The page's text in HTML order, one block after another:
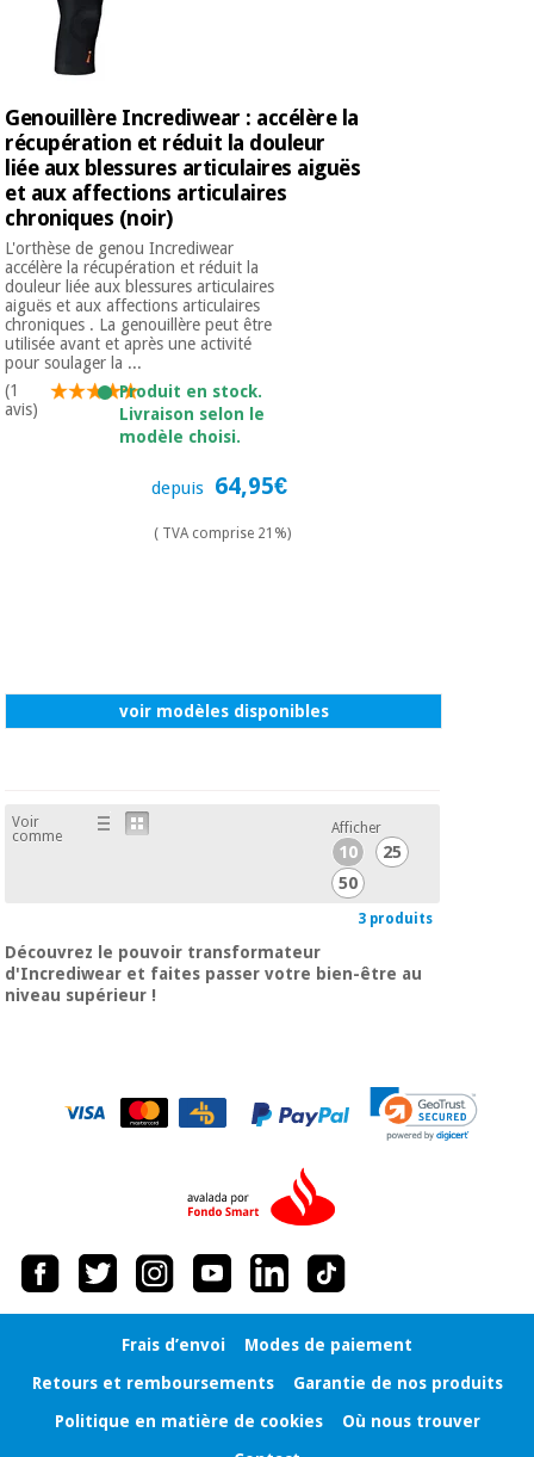
Genouillère Incrediwear : accélère la
récupération et réduit la douleur
liée aux blessures articulaires aiguës
et aux affections articulaires
chroniques (noir)
L'orthèse de genou Incrediwear
accélère la récupération et réduit la
douleur liée aux blessures articulaires
aiguës et aux affections articulaires
chroniques . La genouillère peut être
utilisée avant et après une activité
pour soulager la ...
(1
avis)
Produit en stock.
Livraison selon le
modèle choisi.
depuis 64,95€
( TVA comprise 21%)
voir modèles disponibles
Voir
comme
Afficher
10
25
50
3 produits
Découvrez le pouvoir transformateur
d'Incrediwear et faites passer votre bien-être au
niveau supérieur !
Frais d’envoi
Modes de paiement
Retours et remboursements
Garantie de nos produits
Politique en matière de cookies
Où nous trouver